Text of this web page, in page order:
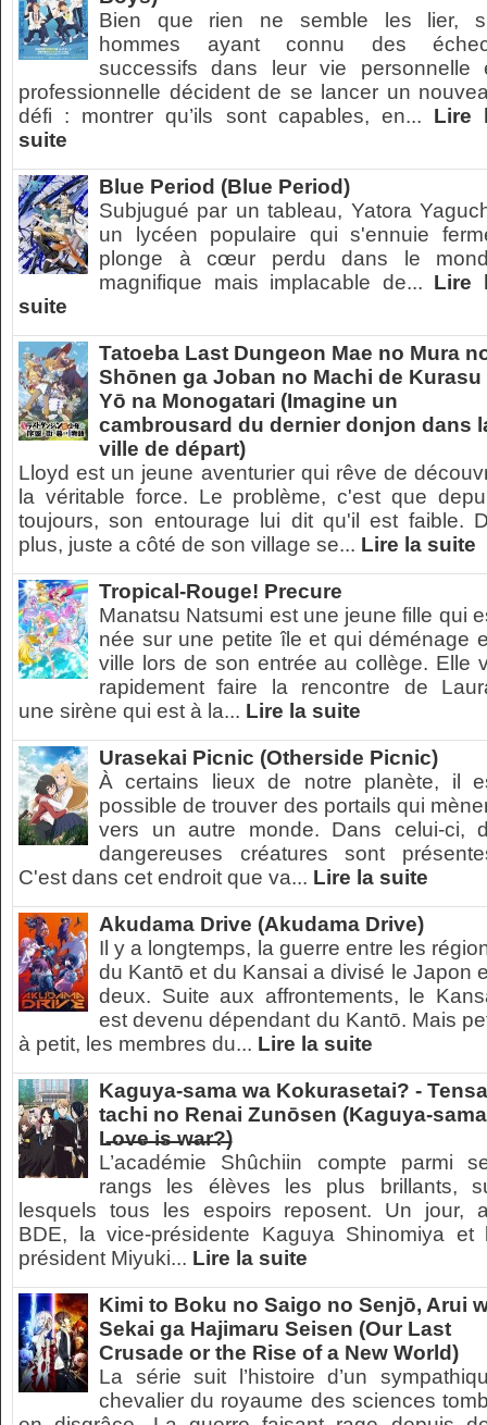
Bien que rien ne semble les lier,
hommes ayant connu des
successifs dans leur vie personnelle
professionnelle décident de se lancer un
défi : montrer qu’ils sont capables, en... Lire
suite
Blue Period (Blue Period)
Subjugué par un tableau, Yatora
un lycéen populaire qui s'ennuie
plonge à cœur perdu dans le
magnifique mais implacable de... Lire
suite
Tatoeba Last Dungeon Mae no Mura
Shōnen ga Joban no Machi de Kurasu
Yō na Monogatari (Imagine un
cambrousard du dernier donjon dans
ville de départ)
Lloyd est un jeune aventurier qui rêve de
la véritable force. Le problème, c'est que
toujours, son entourage lui dit qu'il est faible.
plus, juste a côté de son village se... Lire la suite
Tropical-Rouge! Precure
Manatsu Natsumi est une jeune fille qui
née sur une petite île et qui déménage
ville lors de son entrée au collège. Elle
rapidement faire la rencontre de
une sirène qui est à la... Lire la suite
Urasekai Picnic (Otherside Picnic)
À certains lieux de notre planète, il
possible de trouver des portails qui
vers un autre monde. Dans celui-ci,
dangereuses créatures sont
C'est dans cet endroit que va... Lire la suite
Akudama Drive (Akudama Drive)
Il y a longtemps, la guerre entre les
du Kantō et du Kansai a divisé le Japon
deux. Suite aux affrontements, le
est devenu dépendant du Kantō. Mais
à petit, les membres du... Lire la suite
Kaguya-sama wa Kokurasetai? -
tachi no Renai Zunōsen (Kaguya-
L̶o̶v̶e̶ ̶i̶s̶ ̶w̶a̶r̶?̶)
L’académie Shûchiin compte parmi
rangs les élèves les plus brillants,
lesquels tous les espoirs reposent. Un jour,
BDE, la vice-présidente Kaguya Shinomiya et
président Miyuki... Lire la suite
Kimi to Boku no Saigo no Senjō, Arui
Sekai ga Hajimaru Seisen (Our Last
Crusade or the Rise of a New World)
La série suit l’histoire d’un
chevalier du royaume des sciences